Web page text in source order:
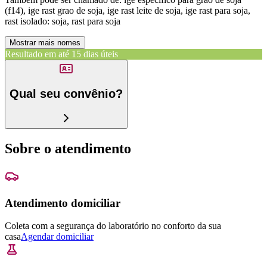
(f14), ige rast grao de soja, ige rast leite de soja, ige rast para soja,
rast isolado: soja, rast para soja
Mostrar mais nomes
Resultado em até 15 dias úteis
Qual seu convênio?
Sobre o atendimento
Atendimento domiciliar
Coleta com a segurança do laboratório no conforto da sua
casaAgendar domiciliar